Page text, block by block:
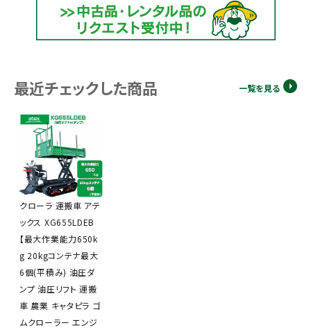
最近チェックした商品 一覧を見る
クローラ 運搬車 アテ
ックス XG655LDEB
【最大作業能力650k
g 20kgコンテナ最大
6個(平積み) 油圧ダ
ンプ 油圧リフト 運搬
車 農業 キャタピラ ゴ
ムクローラー エンジ